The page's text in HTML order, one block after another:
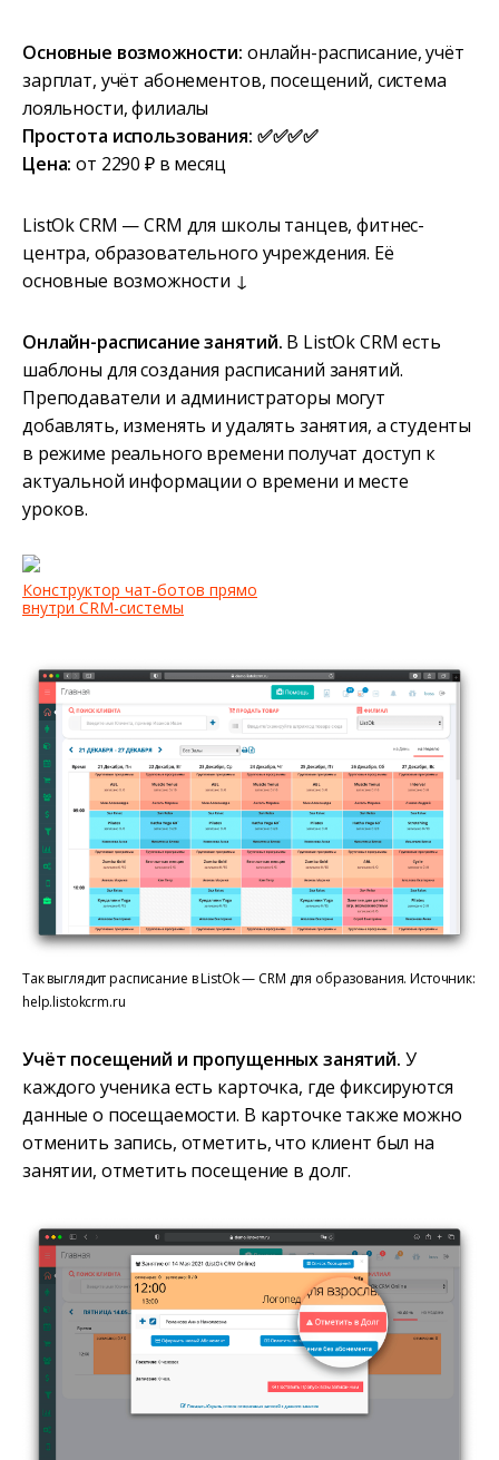
Основные возможности: онлайн-расписание, учёт
зарплат, учёт абонементов, посещений, система
лояльности, филиалы
Простота использования: ✅✅✅✅
Цена: от 2290 ₽ в месяц
ListOk CRM — CRM для школы танцев, фитнес-
центра, образовательного учреждения. Её
основные возможности ↓
Онлайн-расписание занятий. В ListOk CRM есть
шаблоны для создания расписаний занятий.
Преподаватели и администраторы могут
добавлять, изменять и удалять занятия, а студенты
в режиме реального времени получат доступ к
актуальной информации о времени и месте
уроков.
Конструктор чат-ботов прямо
внутри CRM-системы
Так выглядит расписание в ListOk — CRM для образования. Источник:
help.listokcrm.ru
Учёт посещений и пропущенных занятий. У
каждого ученика есть карточка, где фиксируются
данные о посещаемости. В карточке также можно
отменить запись, отметить, что клиент был на
занятии, отметить посещение в долг.